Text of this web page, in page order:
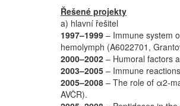
Řešené projekty
a) hlavní řešitel
1997–1999 – Immune system
hemolymph (A6022701,
2000–2002 – Humoral factors
2003–2005 – Immune
2005–2008 – The role of α2-
AVČR).